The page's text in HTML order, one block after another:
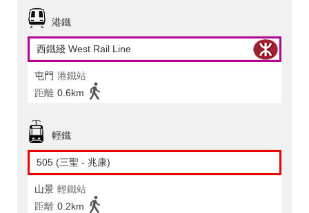
港鐵
西鐵綫 West Rail Line
屯門 港鐵站
距離 0.6km
輕鐵
505 (三聖 - 兆康)
山景 輕鐵站
距離 0.2km